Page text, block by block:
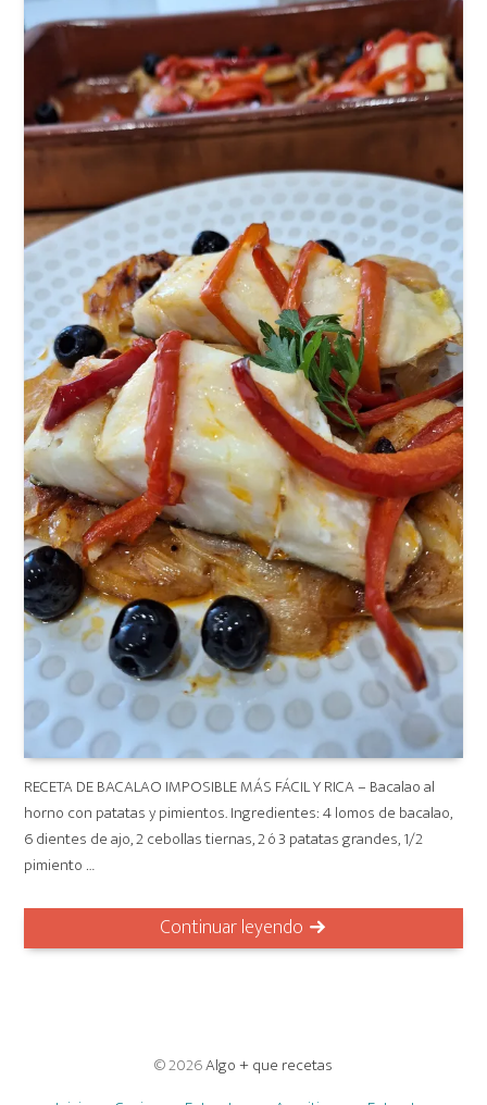
RECETA DE BACALAO IMPOSIBLE MÁS FÁCIL Y RICA – Bacalao al
horno con patatas y pimientos. Ingredientes: 4 lomos de bacalao,
6 dientes de ajo, 2 cebollas tiernas, 2 ó 3 patatas grandes, 1/2
pimiento …
Continuar leyendo
© 2026Algo + que recetas